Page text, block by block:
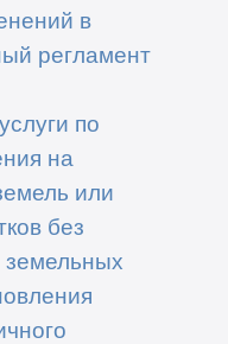
в
регламент
по
на
или
без
земельных